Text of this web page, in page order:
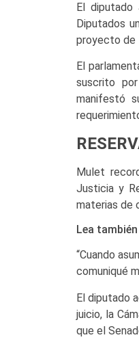
El
Diputados
proyecto de
El
suscrito
manifestó
Mulet
Justicia y
materias de
Lea también
“Cuando
comuniqué
El diputado
juicio, la
que el